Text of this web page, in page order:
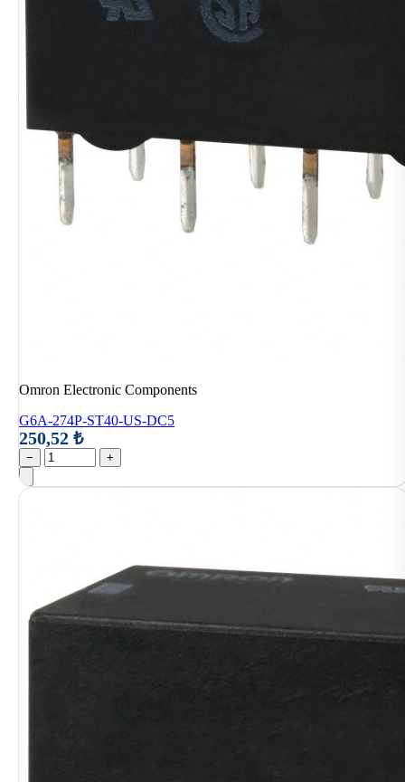
Omron Electronic Components
G6A-274P-ST40-US-DC5
250,52 ₺
− +